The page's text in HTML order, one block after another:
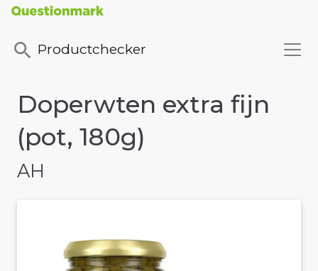
Productchecker
Doperwten extra fijn
(pot, 180g)
AH